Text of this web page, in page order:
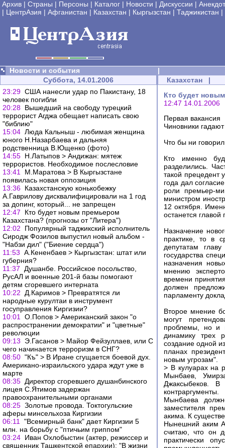
Архив | Страны | Персоны | Каталог | Новости | Дискуссии |
| ЦентрАзия | Афганистан | Казахстан | Кыргызстан | Таджикистан |
Новости и события
|
Суббота, 14.01.2006
23:29 США нанесли удар по Пакистану, 18
человек погибли
20:28 Вышедший на свободу турецкий
террорист Агджа обещает написать свою
"библию"
15:04 Люда Кальныш - любимая женщина
юного Н.Назарбаева и дальняя
родственница В.Ющенко (фото)
14:55 Н.Латыпов > Андижан: мятеж
террористов. Необходимое послесловие
13:41
М.Маратова > В Кыргызстане
появилась новая оппозиция
13:36 Казахстанскую конькобежку
А.Гаврилову дисквалифицировали на 1 год
за допинг, который... не запрещен
12:47
Кто будет новым премьером
Казахстана? (прогнозы от "Литера")
12:02
Популярный таджикский исполнитель
Сиродж Фозилов выпустил новый альбом -
"Набзи дил" ("Биение сердца")
11:53 А.Кененбаев > Кыргызстан: штат или
губерния?
11:37
Душанбе. Российское посольство,
РусАЛ и военные 201-й базы помогают
детям сгоревшего интерната
10:22
Д.Каримов > Превратятся ли
народные курултаи в инструмент
госуправления Киргизии?
10:01
О.Попов > Американский закон "о
распространении демократии" и "цветные"
революции
09:13
Э.Гасанов > Майор Фейзуллаев, или С
чего начинается терроризм в СНГ?
08:50 "Къ" > В Иране сгущается боевой дух.
Американо-израильского удара ждут уже в
марте
08:35 Директор сгоревшего душанбинского
лицея С.Ятимов задержан
правоохранительными органами
08:25 Золотые провода. Токтогульские
аферы минсельхоза Киргизии
06:11
"Всемирный банк" дает Киргизии 5
млн. на борьбу с "птичьим гриппом"
03:24 Иван Охлобыстин (актер, режиссер и
священник Ташкентской епархии): "В жизни
Казахстан |
Кто будет
12:47 14.01.2006
Первая вакансия
Чиновники
Что бы ни
Кто именно
разделились.
такой прецедент
года дал
роли премьер-
министром
12 октября.
останется главой
Назначение
практике, то в
депутатам
государства
назначения
мнению
времени
должен
парламенту
Второе мнение
могут
проблемы, но и
динамику трех
создание одной
планах
новым угрозам".
> В кулуарах на
Мынбаев,
Джаксыбеков.
Мынбаева
заместителя
акима. К
Нынешний аким
считаю, что он
практически